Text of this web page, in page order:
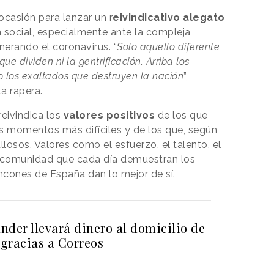
para lanzar un reivindicativo alegato
especialmente ante la compleja
el coronavirus. “Solo aquello diferente
dividen ni la gentrificación. Arriba los
los exaltados que destruyen la nación”,
rapera.
los valores positivos de los que
momentos más difíciles y de los que, según
Valores como el esfuerzo, el talento, el
que cada día demuestran los
de España dan lo mejor de sí.
llevará dinero al domicilio de
a Correos